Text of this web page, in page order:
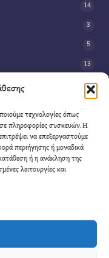
τεχνολογίες όπως
πληροφορίες συσκευών. Η
να επεξεργαστούμε
περιήγησης ή μοναδικά
ή η ανάκληση της
λειτουργίες και
14
3
5
13
42
3